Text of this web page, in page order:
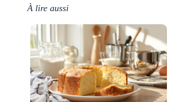
À lire aussi